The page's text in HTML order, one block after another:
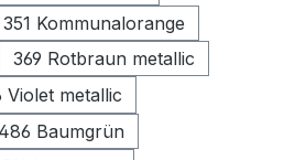
351 Kommunalorange
369 Rotbraun metallic
Violet metallic
486 Baumgrün